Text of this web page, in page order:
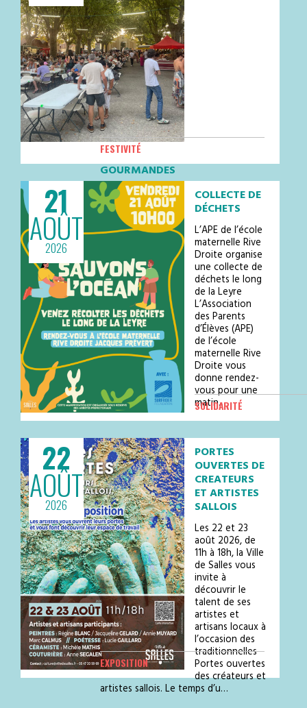
GOURMANDES
Les Estivales Gourmandes – Vendredi
14 août ! Place du Champ de
Foire Dès 19hVenez profiter d’une
belle soirée estivale dans une
ambiance chaleureuse et conviviale
avec de nombreux food trucks, de la
restauration sur place et u…
FESTIVITÉ
21
AOÛT
2026
COLLECTE DE
DÉCHETS
L’APE de l’école
maternelle Rive
Droite organise
une collecte de
déchets le long
de la Leyre
L’Association
des Parents
d’Élèves (APE)
de l’école
maternelle Rive
Droite vous
donne rendez-
vous pour une
matin…
SOLIDARITÉ
22
AOÛT
2026
PORTES
OUVERTES DE
CREATEURS
ET ARTISTES
SALLOIS
Les 22 et 23
août 2026, de
11h à 18h, la Ville
de Salles vous
invite à
découvrir le
talent de ses
artistes et
artisans locaux à
l’occasion des
traditionnelles
Portes ouvertes
des créateurs et
artistes sallois. Le temps d’u…
EXPOSITION